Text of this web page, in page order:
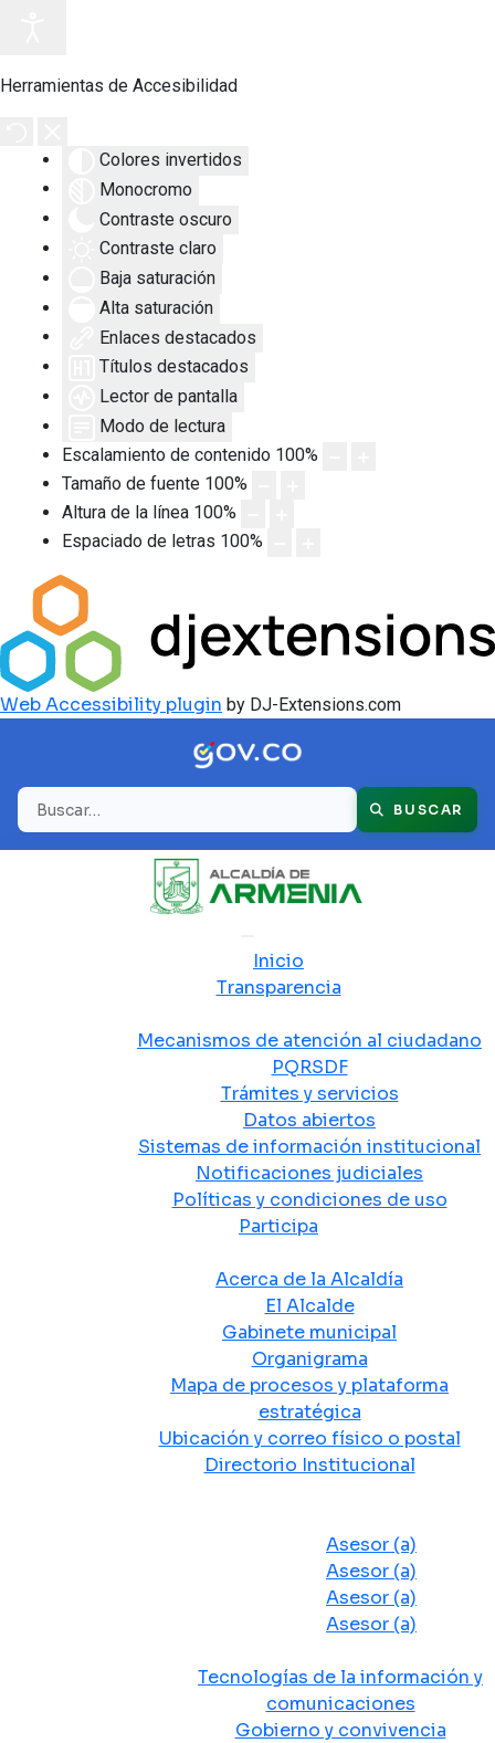
Herramientas de Accesibilidad
Colores invertidos
Monocromo
Contraste oscuro
Contraste claro
Baja saturación
Alta saturación
Enlaces destacados
Títulos destacados
Lector de pantalla
Modo de lectura
Escalamiento de contenido 100%
Tamaño de fuente 100%
Altura de la línea 100%
Espaciado de letras 100%
Web Accessibility plugin by DJ-Extensions.com
Buscar BUSCAR
Inicio
Transparencia
Mecanismos de atención al ciudadano
PQRSDF
Trámites y servicios
Datos abiertos
Sistemas de información institucional
Notificaciones judiciales
Políticas y condiciones de uso
Participa
Acerca de la Alcaldía
El Alcalde
Gabinete municipal
Organigrama
Mapa de procesos y plataforma
estratégica
Ubicación y correo físico o postal
Directorio Institucional
Asesor (a)
Asesor (a)
Asesor (a)
Asesor (a)
Tecnologías de la información y
comunicaciones
Gobierno y convivencia